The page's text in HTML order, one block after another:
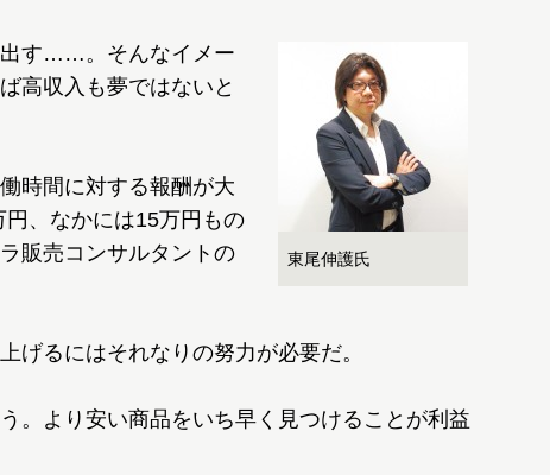
東尾伸護氏
す……。そんなイメー
高収入も夢ではないと
時間に対する報酬が大
、なかには15万円もの
販売コンサルタントの
るにはそれなりの努力が必要だ。
。より安い商品をいち早く見つけることが利益